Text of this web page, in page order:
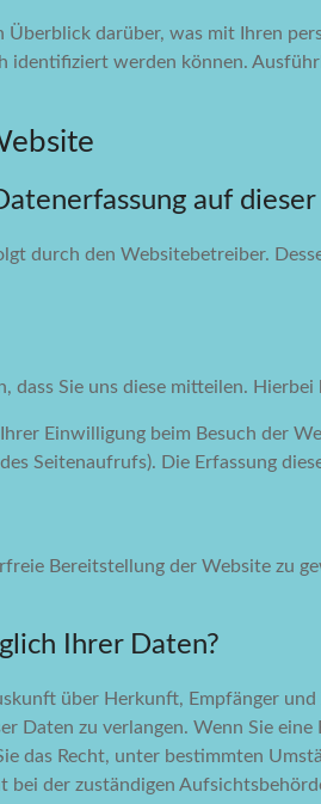
darüber, was mit Ihren
identifiziert werden können.
auf dieser
durch den Websitebetreiber.
dass Sie uns diese mitteilen.
Einwilligung beim Besuch der
Seitenaufrufs). Die Erfassung
Bereitstellung der Website zu
Ihrer Daten?
über Herkunft, Empfänger
Daten zu verlangen. Wenn Sie
das Recht, unter bestimmten
bei der zuständigen